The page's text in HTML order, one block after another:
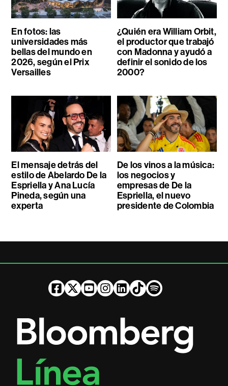
En fotos: las
universidades más
bellas del mundo en
2026, según el Prix
Versailles
¿Quién era William Orbit,
el productor que trabajó
con Madonna y ayudó a
definir el sonido de los
2000?
El mensaje detrás del
estilo de Abelardo De la
Espriella y Ana Lucía
Pineda, según una
experta
De los vinos a la música:
los negocios y
empresas de De la
Espriella, el nuevo
presidente de Colombia